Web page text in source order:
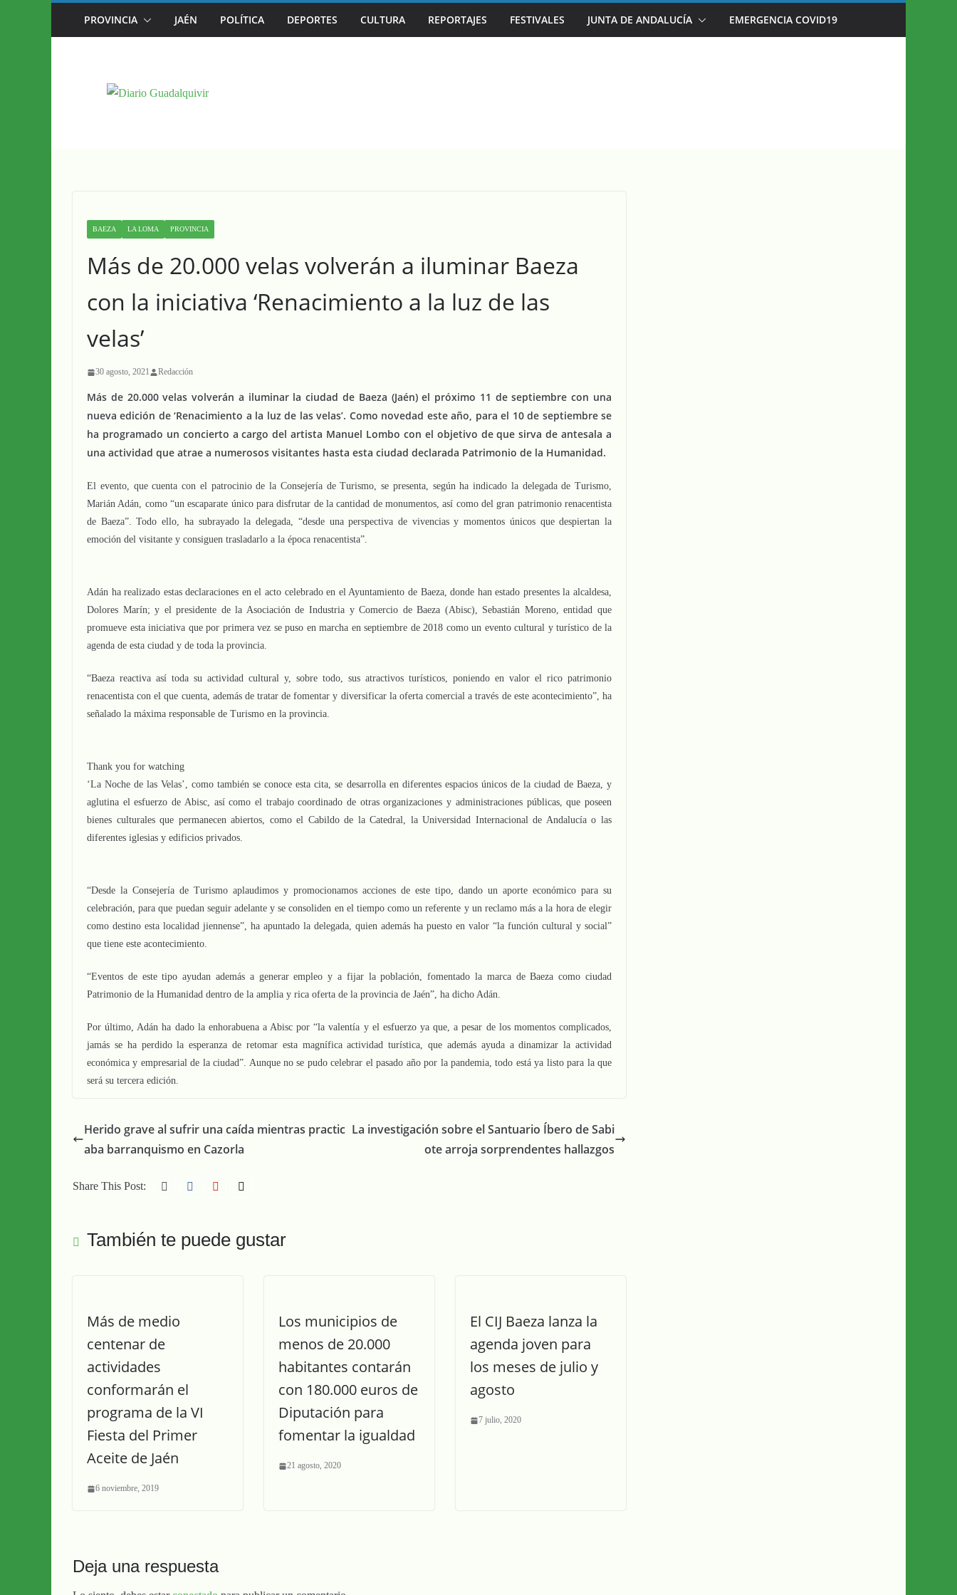
al
CAZORLA SE CONVIERTE DESDE HOY EN LA CAPITAL MUNDIAL DEL BLUES EN SU 30º ANIVERSARIO
PROVINCIA JAÉN POLÍTICA DEPORTES CULTURA REPORTAJES FESTIVALES JUNTA DE ANDALUCÍA EMERGENCIA COVID19
BAEZA LA LOMA PROVINCIA
Más de 20.000 velas volverán a iluminar Baeza
con la iniciativa ‘Renacimiento a la luz de las
velas’
30 agosto, 2021 Redacción
Más de 20.000 velas volverán a iluminar la ciudad de Baeza (Jaén) el próximo 11 de septiembre con una
nueva edición de ‘Renacimiento a la luz de las velas’. Como novedad este año, para el 10 de septiembre se
ha programado un concierto a cargo del artista Manuel Lombo con el objetivo de que sirva de antesala a
una actividad que atrae a numerosos visitantes hasta esta ciudad declarada Patrimonio de la Humanidad.
El evento, que cuenta con el patrocinio de la Consejería de Turismo, se presenta, según ha indicado la delegada de Turismo,
Marián Adán, como “un escaparate único para disfrutar de la cantidad de monumentos, así como del gran patrimonio renacentista
de Baeza”. Todo ello, ha subrayado la delegada, “desde una perspectiva de vivencias y momentos únicos que despiertan la
emoción del visitante y consiguen trasladarlo a la época renacentista”.
Adán ha realizado estas declaraciones en el acto celebrado en el Ayuntamiento de Baeza, donde han estado presentes la alcaldesa,
Dolores Marín; y el presidente de la Asociación de Industria y Comercio de Baeza (Abisc), Sebastián Moreno, entidad que
promueve esta iniciativa que por primera vez se puso en marcha en septiembre de 2018 como un evento cultural y turístico de la
agenda de esta ciudad y de toda la provincia.
“Baeza reactiva así toda su actividad cultural y, sobre todo, sus atractivos turísticos, poniendo en valor el rico patrimonio
renacentista con el que cuenta, además de tratar de fomentar y diversificar la oferta comercial a través de este acontecimiento”, ha
señalado la máxima responsable de Turismo en la provincia.
Thank you for watching
‘La Noche de las Velas’, como también se conoce esta cita, se desarrolla en diferentes espacios únicos de la ciudad de Baeza, y
aglutina el esfuerzo de Abisc, así como el trabajo coordinado de otras organizaciones y administraciones públicas, que poseen
bienes culturales que permanecen abiertos, como el Cabildo de la Catedral, la Universidad Internacional de Andalucía o las
diferentes iglesias y edificios privados.
“Desde la Consejería de Turismo aplaudimos y promocionamos acciones de este tipo, dando un aporte económico para su
celebración, para que puedan seguir adelante y se consoliden en el tiempo como un referente y un reclamo más a la hora de elegir
como destino esta localidad jiennense”, ha apuntado la delegada, quien además ha puesto en valor “la función cultural y social”
que tiene este acontecimiento.
“Eventos de este tipo ayudan además a generar empleo y a fijar la población, fomentado la marca de Baeza como ciudad
Patrimonio de la Humanidad dentro de la amplia y rica oferta de la provincia de Jaén”, ha dicho Adán.
Por último, Adán ha dado la enhorabuena a Abisc por “la valentía y el esfuerzo ya que, a pesar de los momentos complicados,
jamás se ha perdido la esperanza de retomar esta magnífica actividad turística, que además ayuda a dinamizar la actividad
económica y empresarial de la ciudad”. Aunque no se pudo celebrar el pasado año por la pandemia, todo está ya listo para la que
será su tercera edición.
Herido grave al sufrir una caída mientras practic
aba barranquismo en Cazorla
La investigación sobre el Santuario Íbero de Sabi
ote arroja sorprendentes hallazgos
Share This Post:
También te puede gustar
Más de medio
centenar de
actividades
conformarán el
programa de la VI
Fiesta del Primer
Aceite de Jaén
6 noviembre, 2019
Los municipios de
menos de 20.000
habitantes contarán
con 180.000 euros de
Diputación para
fomentar la igualdad
21 agosto, 2020
El CIJ Baeza lanza la
agenda joven para
los meses de julio y
agosto
7 julio, 2020
Deja una respuesta